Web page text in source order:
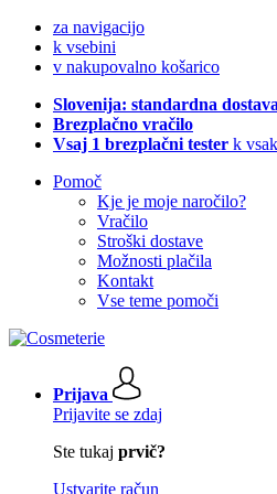
za navigacijo
k vsebini
v nakupovalno košarico
Slovenija: standardna
Brezplačno vračilo
Vsaj 1 brezplačni tester k
Pomoč
Kje je moje naročilo?
Vračilo
Stroški dostave
Možnosti plačila
Kontakt
Vse teme pomoči
Prijava
Prijavite se zdaj
Ste tukaj prvič?
Ustvarite račun